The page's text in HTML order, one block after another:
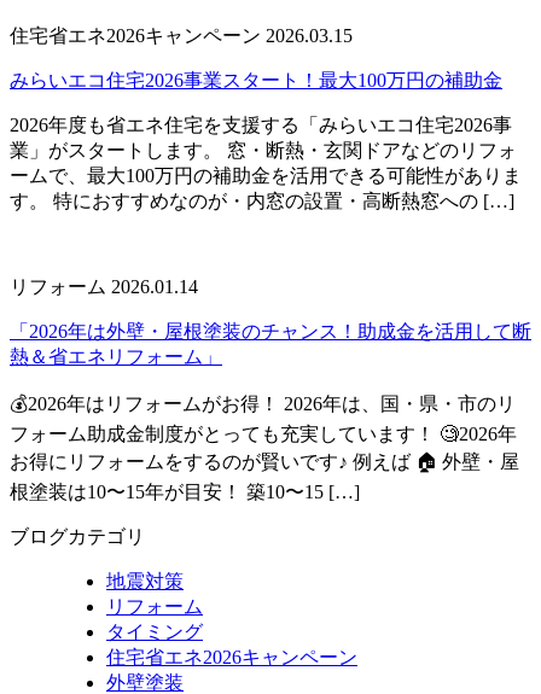
住宅省エネ2026キャンペーン 2026.03.15
みらいエコ住宅2026事業スタート！最大100万円の補助金
2026年度も省エネ住宅を支援する「みらいエコ住宅2026事
業」がスタートします。 窓・断熱・玄関ドアなどのリフォ
ームで、最大100万円の補助金を活用できる可能性がありま
す。 特におすすめなのが・内窓の設置・高断熱窓への […]
リフォーム 2026.01.14
「2026年は外壁・屋根塗装のチャンス！助成金を活用して断
熱＆省エネリフォーム」
💰2026年はリフォームがお得！ 2026年は、国・県・市のリ
フォーム助成金制度がとっても充実しています！ 🧐2026年
お得にリフォームをするのが賢いです♪ 例えば 🏠 外壁・屋
根塗装は10〜15年が目安！ 築10〜15 […]
ブログカテゴリ
地震対策
リフォーム
タイミング
住宅省エネ2026キャンペーン
外壁塗装